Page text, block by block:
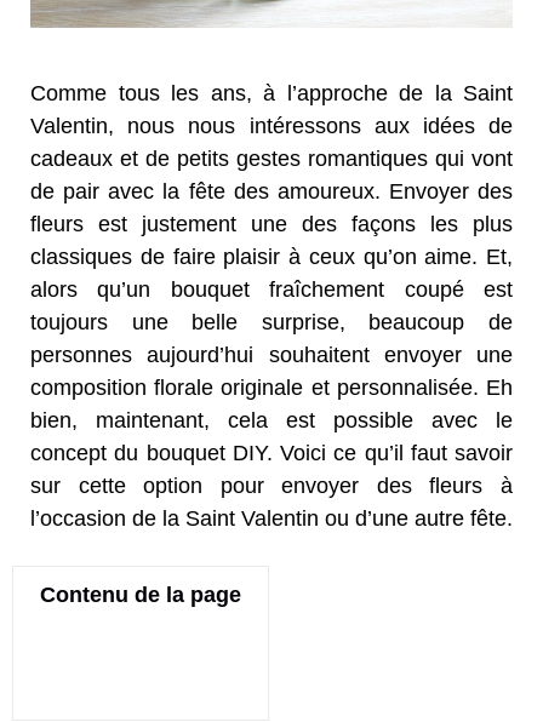
Comme tous les ans, à l’approche de la Saint
Valentin, nous nous intéressons aux idées de
cadeaux et de petits gestes romantiques qui vont
de pair avec la fête des amoureux. Envoyer des
fleurs est justement une des façons les plus
classiques de faire plaisir à ceux qu’on aime. Et,
alors qu’un bouquet fraîchement coupé est
toujours une belle surprise, beaucoup de
personnes aujourd’hui souhaitent envoyer une
composition florale originale et personnalisée. Eh
bien, maintenant, cela est possible avec le
concept du bouquet DIY. Voici ce qu’il faut savoir
sur cette option pour envoyer des fleurs à
l’occasion de la Saint Valentin ou d’une autre fête.
Contenu de la page